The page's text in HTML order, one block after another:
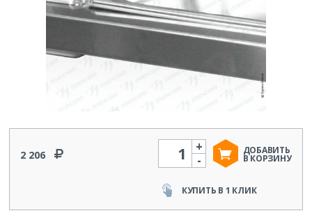
2 206
Количество
-
+ ДОБАВИТЬ
В КОРЗИНУ
КУПИТЬ В 1 КЛИК